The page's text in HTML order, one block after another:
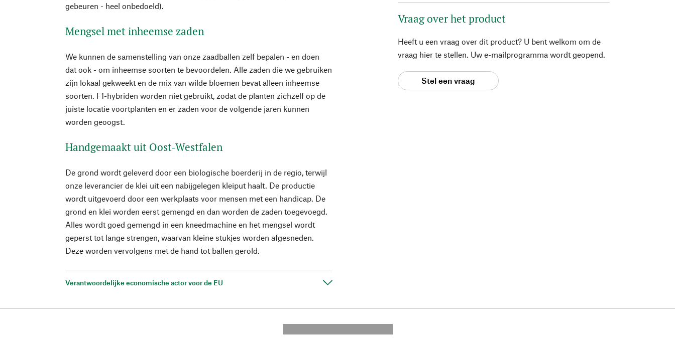
gebeuren - heel onbedoeld).
Mengsel met inheemse zaden
We kunnen de samenstelling van onze zaadballen zelf bepalen - en doen
dat ook - om inheemse soorten te bevoordelen. Alle zaden die we gebruiken
zijn lokaal gekweekt en de mix van wilde bloemen bevat alleen inheemse
soorten. F1-hybriden worden niet gebruikt, zodat de planten zichzelf op de
juiste locatie voortplanten en er zaden voor de volgende jaren kunnen
worden geoogst.
Handgemaakt uit Oost-Westfalen
De grond wordt geleverd door een biologische boerderij in de regio, terwijl
onze leverancier de klei uit een nabijgelegen kleiput haalt. De productie
wordt uitgevoerd door een werkplaats voor mensen met een handicap. De
grond en klei worden eerst gemengd en dan worden de zaden toegevoegd.
Alles wordt goed gemengd in een kneedmachine en het mengsel wordt
geperst tot lange strengen, waarvan kleine stukjes worden afgesneden.
Deze worden vervolgens met de hand tot ballen gerold.
Verantwoordelijke economische actor voor de EU
Vraag over het product
Heeft u een vraag over dit product? U bent welkom om de
vraag hier te stellen. Uw e-mailprogramma wordt geopend.
Stel een vraag